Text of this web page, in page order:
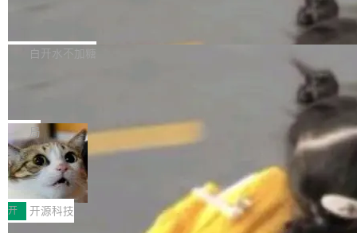
高质量游戏...
式2.0，可根据不同使用场景释放处理器潜力，
过 1528 名开发者，85% 说 AI 把瓶颈从写代码
数据库，有一个图形后端。作为一个原生的 Gra
布，具体更新内容包括： feat(zero)：Zero 现
支持 --security superflag（token=...;whitelist
=...），与 Alpha 版本的格式一致，并据此对其
管理 HTTP 端点进行授权。 <blockquote> <p>
<span><strong>警告：</strong>&nbsp;Zero
的 admin ...
白开水不加糖
块钱的玩意儿——一根小竹签，一个竹筒，一头
系着涂了松香的线。甩起来，竹膜震动，发出“哇
——哇”的蝉鸣声。实物越来越难找了，有开发者
把它做成了 Web 玩具，放在 zhuzhiliao.imsai.c
c 上，并在 GitHub 开源。 玩法很简单：按住屏
幕画圈，或者直接甩手机。页面会实时显示转速
局
30倍效率升级：解锁医学影像数据要素
价值化的真实路径
完成一例腹部CT影像标注，张医生过去需要约1
20个小时。他必须在数百张连续影像上，一笔一
笔勾画边界，一层一层识别肌肉组织。如今，使
开 开源科技